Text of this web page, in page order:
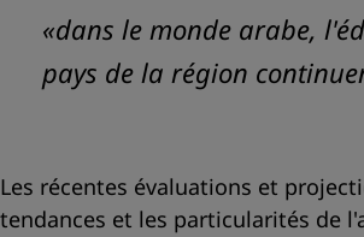
«dans le monde arabe,
pays de la région
Les récentes évaluations et
tendances et les particularités de